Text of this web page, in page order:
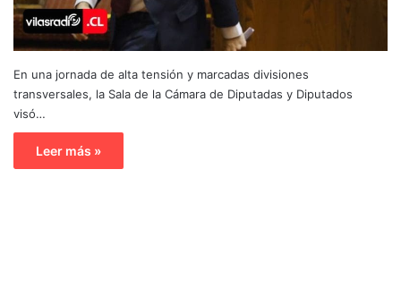
En una jornada de alta tensión y marcadas divisiones
transversales, la Sala de la Cámara de Diputadas y Diputados
visó…
Leer más »